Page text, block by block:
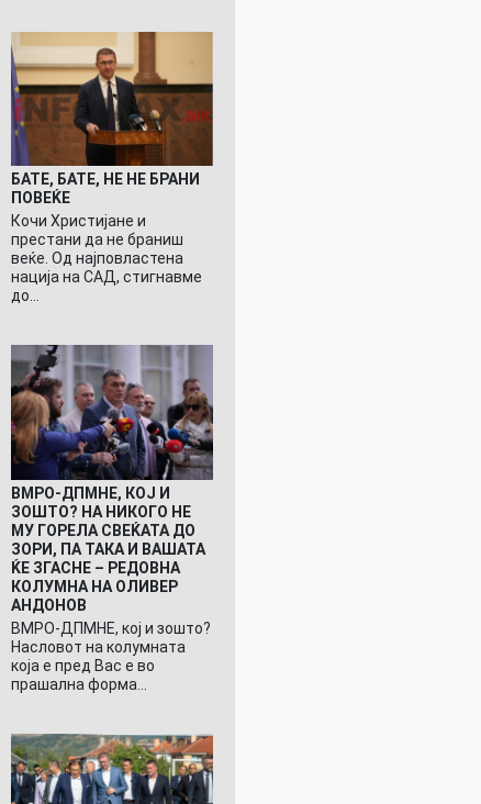
БАТЕ, БАТЕ, НЕ НЕ БРАНИ
ПОВЕЌЕ
Кочи Христијане и
престани да не браниш
веќе. Од најповластена
нација на САД, стигнавме
до…
ВМРО-ДПМНЕ, КОЈ И
ЗОШТО? НА НИКОГО НЕ
МУ ГОРЕЛА СВЕЌАТА ДО
ЗОРИ, ПА ТАКА И ВАШАТА
ЌЕ ЗГАСНЕ – РЕДОВНА
КОЛУМНА НА ОЛИВЕР
АНДОНОВ
ВМРО-ДПМНЕ, кој и зошто?
Насловот на колумната
која е пред Вас е во
прашална форма…